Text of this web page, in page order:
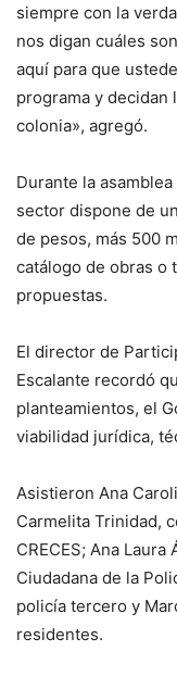
siempre con la
nos digan cuáles
aquí para que
programa y
colonia», agregó.
Durante la
sector dispone de
de pesos, más 500
catálogo de obras o
propuestas.
El director de
Escalante recordó
planteamientos, el
viabilidad jurídica,
Asistieron Ana
Carmelita Trinidad,
CRECES; Ana
Ciudadana de la
policía tercero y
residentes.